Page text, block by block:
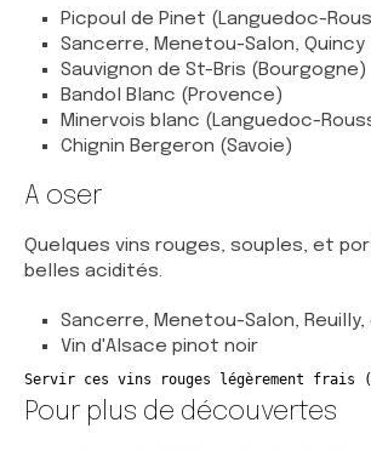
Picpoul de Pinet (Languedoc-
Sancerre, Menetou-Salon,
Sauvignon de St-Bris (Bourgogne)
Bandol Blanc (Provence)
Minervois blanc (Languedoc-
Chignin Bergeron (Savoie)
A oser
Quelques vins rouges, souples, et
belles acidités.
Sancerre, Menetou-Salon,
Vin d'Alsace pinot noir
Servir ces vins rouges légèrement frais
Pour plus de découvertes